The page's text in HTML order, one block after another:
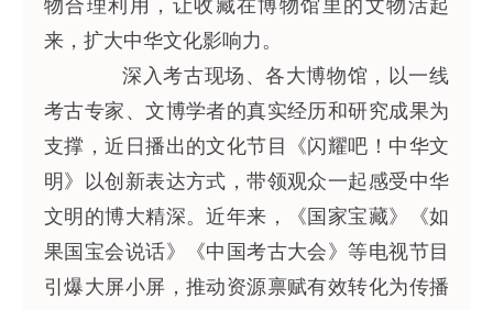
物合理利用，让收藏在博物馆里的文物活起
来，扩大中华文化影响力。
深入考古现场、各大博物馆，以一线
考古专家、文博学者的真实经历和研究成果为
支撑，近日播出的文化节目《闪耀吧！中华文
明》以创新表达方式，带领观众一起感受中华
文明的博大精深。近年来，《国家宝藏》《如
果国宝会说话》《中国考古大会》等电视节目
引爆大屏小屏，推动资源禀赋有效转化为传播